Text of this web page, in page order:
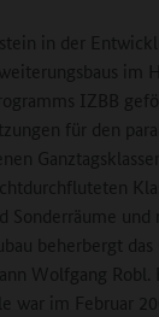
in der
im
IZBB
für den
Sonderräume
beherbergt das
Wolfgang
war im Februar